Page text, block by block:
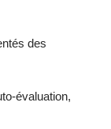
des
évaluation,